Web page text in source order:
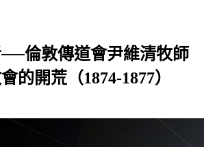
倫敦傳道會尹維清牧師
的開荒（1874-1877）